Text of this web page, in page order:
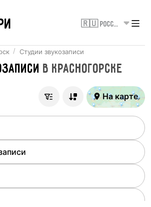
🇷🇺 Россия
Студии звукозаписи
в Красногорске
На карте